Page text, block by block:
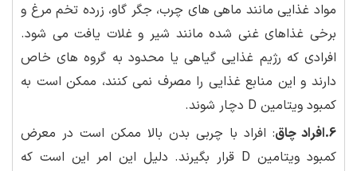
مواد غذایی مانند ماهی های چرب، جگر گاو، زرده تخم مرغ و
برخی غذاهای غنی شده مانند شیر و غلات یافت می شود.
افرادی که رژیم غذایی گیاهی یا محدود به گروه های خاص
دارند و این منابع غذایی را مصرف نمی کنند، ممکن است به
کمبود ویتامین D دچار شوند.
6.افراد چاق
: افراد با چربی بدن بالا ممکن است در معرض
کمبود ویتامین D قرار بگیرند. دلیل این امر این است که